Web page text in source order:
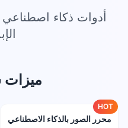
أدوات ذكاء
🔥
HOT
محرر الصور بالذكاء الاصطناعي